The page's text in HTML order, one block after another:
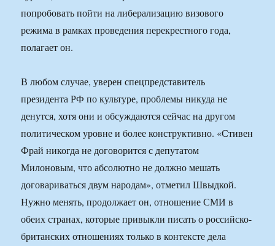
попробовать пойти на либерализацию визового
режима в рамках проведения перекрестного года,
полагает он.
В любом случае, уверен спецпредставитель
президента РФ по культуре, проблемы никуда не
денутся, хотя они и обсуждаются сейчас на другом
политическом уровне и более конструктивно. «Стивен
Фрай никогда не договорится с депутатом
Милоновым, что абсолютно не должно мешать
договариваться двум народам», отметил Швыдкой.
Нужно менять, продолжает он, отношение СМИ в
обеих странах, которые привыкли писать о российско-
британских отношениях только в контексте дела